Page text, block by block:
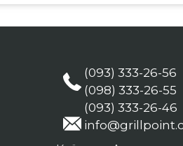
в каталозі магазину
номер 0(800) 337-275 и мы
(093) 333-26-56
(098) 333-26-55
(093) 333-26-46